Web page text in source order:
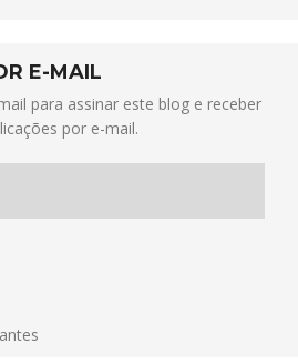
E-MAIL
para assinar este blog e receber
por e-mail.